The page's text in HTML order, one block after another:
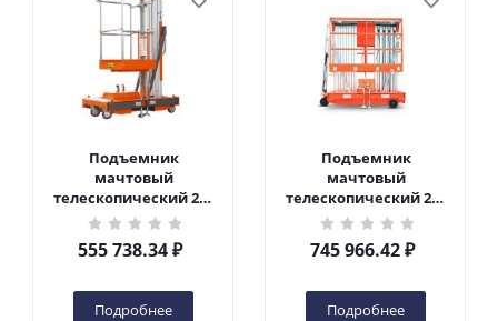
Подъемник
мачтовый
телескопический 200
кг 6 м TOR GTWY6-200S
DC 2-мачтовый
(автономный) (G) в
555 738.34₽
Подробнее
Подъемник
мачтовый
телескопический 200
кг 10 м TOR GTWY10-
200S DC 2-мачтовый
(автономный) (N) в
745 966.42₽
Подробнее